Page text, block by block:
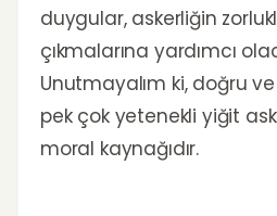
duygular, askerliğin
çıkmalarına yardımcı
Unutmayalım ki, doğru
pek çok yetenekli yiğit
moral kaynağıdır.